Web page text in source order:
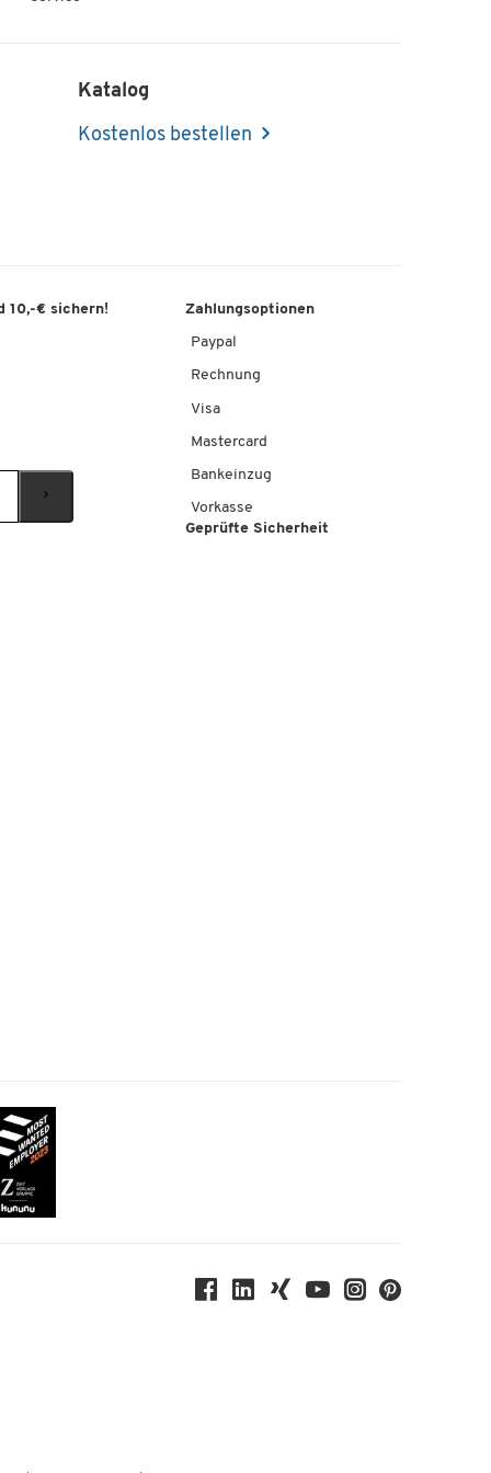
Katalog
Kostenlos bestellen
10,-€ sichern! Zahlungsoptionen
Paypal
Rechnung
Visa
Mastercard
Bankeinzug
Vorkasse
Geprüfte Sicherheit